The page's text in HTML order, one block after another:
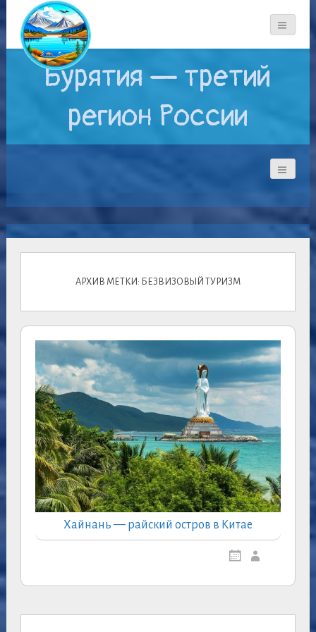
Бурятия — третий
регион России
АРХИВ МЕТКИ: БЕЗВИЗОВЫЙ ТУРИЗМ
Хайнань — райский остров в Китае